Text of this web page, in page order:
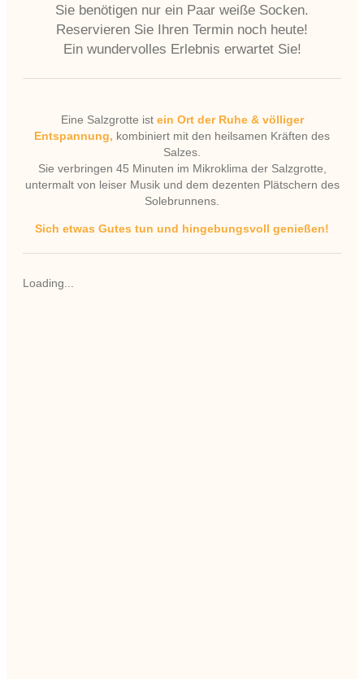
Sie benötigen nur ein Paar weiße Socken.
Reservieren Sie Ihren Termin noch heute!
Ein wundervolles Erlebnis erwartet Sie!
Eine Salzgrotte ist ein Ort der Ruhe & völliger
Entspannung, kombiniert mit den heilsamen Kräften des
Salzes.
Sie verbringen 45 Minuten im Mikroklima der Salzgrotte,
untermalt von leiser Musik und dem dezenten Plätschern des
Solebrunnens.
Sich etwas Gutes tun und hingebungsvoll genießen!
Loading...